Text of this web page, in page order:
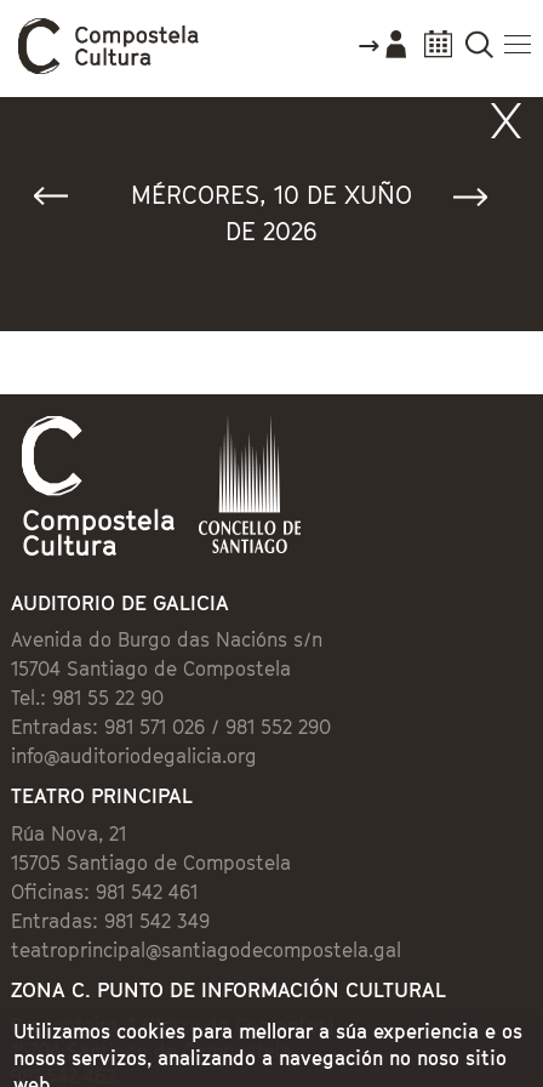
MÉRCORES, 10 DE XUÑO
DE 2026
AUDITORIO DE GALICIA
Avenida do Burgo das Nacións s/n
15704 Santiago de Compostela
Tel.: 981 55 22 90
Entradas: 981 571 026 / 981 552 290
info@auditoriodegalicia.org
TEATRO PRINCIPAL
Rúa Nova, 21
15705 Santiago de Compostela
Oficinas: 981 542 461
Entradas: 981 542 349
teatroprincipal@santiagodecompostela.gal
ZONA C. PUNTO DE INFORMACIÓN CULTURAL
Preguntoiro, 1 (Praza de Cervantes)
15704 Santiago de Compostela
981 542 462
Utilizamos cookies para mellorar a súa experiencia e os
nosos servizos, analizando a navegación no noso sitio